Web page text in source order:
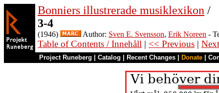
Bonniers illustrerade musiklexikon /
3-4
(1946) Author: Sven E. Svensson, Erik Noreen -
Table of Contents / Innehåll | << Previous |
Project Runeberg Catalog Recent Changes Donate